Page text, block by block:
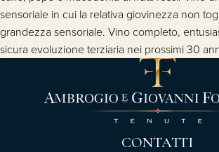
sensoriale in cui la relativa giovinezza non
grandezza sensoriale. Vino completo,
sicura evoluzione terziaria nei prossimi 30
CONTATTI